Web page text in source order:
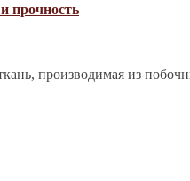
прочность
производимая из